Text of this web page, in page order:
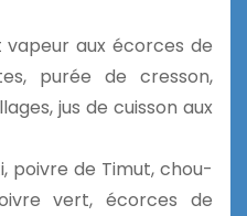
aux écorces de
purée de cresson,
jus de cuisson aux
poivre de Timut, chou-
vert, écorces de